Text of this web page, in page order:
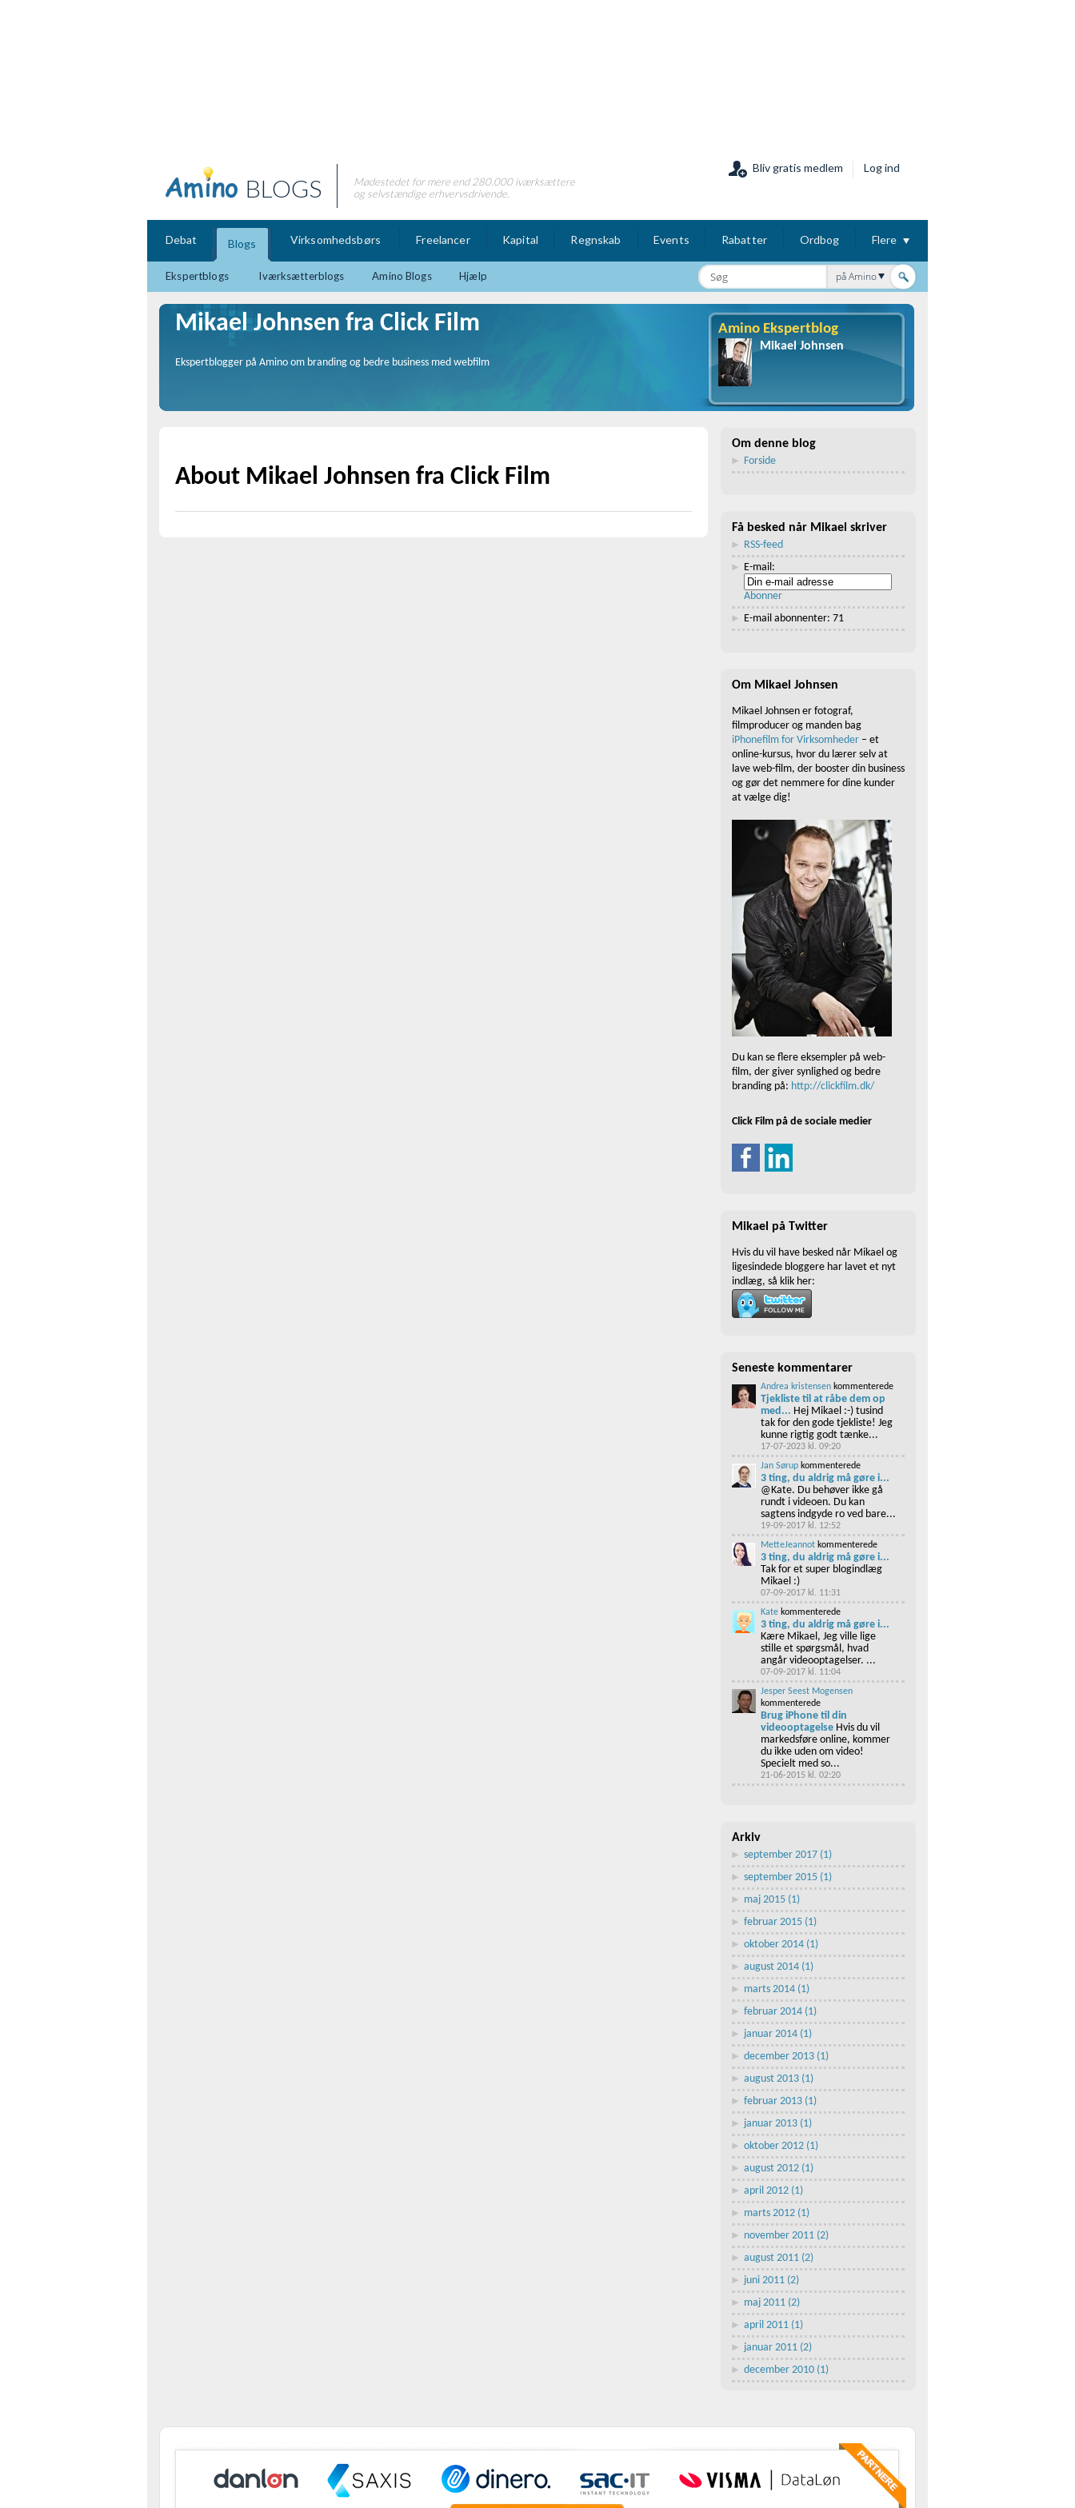
BLOGS
Mødestedet for mere end 280.000 iværksættere
og selvstændige erhvervsdrivende.
Bliv gratis medlem Log ind
Debat Blogs Virksomhedsbørs Freelancer Kapital Regnskab Events Rabatter Ordbog Flere
Ekspertblogs Iværksætterblogs Amino Blogs Hjælp på Amino
Amino Ekspertblog
Mikael Johnsen
Mikael Johnsen fra Click Film
Ekspertblogger på Amino om branding og bedre business med webfilm
About Mikael Johnsen fra Click Film
Om denne blog
Forside
Få besked når Mikael skriver
RSS-feed
E-mail:
Abonner
E-mail abonnenter: 71
Om Mikael Johnsen
Mikael Johnsen er fotograf,
filmproducer og manden bag
iPhonefilm for Virksomheder – et
online-kursus, hvor du lærer selv at
lave web-film, der booster din business
og gør det nemmere for dine kunder
at vælge dig!
Du kan se flere eksempler på web-
film, der giver synlighed og bedre
branding på: http://clickfilm.dk/
Click Film på de sociale medier
Mikael på Twitter
Hvis du vil have besked når Mikael og
ligesindede bloggere har lavet et nyt
indlæg, så klik her:
Seneste kommentarer
Andrea kristensen kommenterede
Tjekliste til at råbe dem op
med... Hej Mikael :-) tusind
tak for den gode tjekliste! Jeg
kunne rigtig godt tænke...
17-07-2023 kl. 09:20
Jan Sørup kommenterede
3 ting, du aldrig må gøre i...
@Kate. Du behøver ikke gå
rundt i videoen. Du kan
sagtens indgyde ro ved bare...
19-09-2017 kl. 12:52
MetteJeannot kommenterede
3 ting, du aldrig må gøre i...
Tak for et super blogindlæg
Mikael :)
07-09-2017 kl. 11:31
Kate kommenterede
3 ting, du aldrig må gøre i...
Kære Mikael, Jeg ville lige
stille et spørgsmål, hvad
angår videooptagelser. ...
07-09-2017 kl. 11:04
Jesper Seest Mogensen
kommenterede
Brug iPhone til din
videooptagelse Hvis du vil
markedsføre online, kommer
du ikke uden om video!
Specielt med so...
21-06-2015 kl. 02:20
Arkiv
september 2017 (1)
september 2015 (1)
maj 2015 (1)
februar 2015 (1)
oktober 2014 (1)
august 2014 (1)
marts 2014 (1)
februar 2014 (1)
januar 2014 (1)
december 2013 (1)
august 2013 (1)
februar 2013 (1)
januar 2013 (1)
oktober 2012 (1)
august 2012 (1)
april 2012 (1)
marts 2012 (1)
november 2011 (2)
august 2011 (2)
juni 2011 (2)
maj 2011 (2)
april 2011 (1)
januar 2011 (2)
december 2010 (1)